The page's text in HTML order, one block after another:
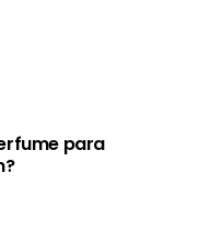
para